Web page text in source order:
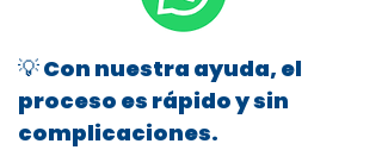
💡 Con nuestra ayuda, el
proceso es rápido y sin
complicaciones.